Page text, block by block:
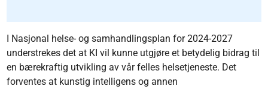
I Nasjonal helse- og samhandlingsplan for 2024-2027
understrekes det at KI vil kunne utgjøre et betydelig bidrag til
en bærekraftig utvikling av vår felles helsetjeneste. Det
forventes at kunstig intelligens og annen